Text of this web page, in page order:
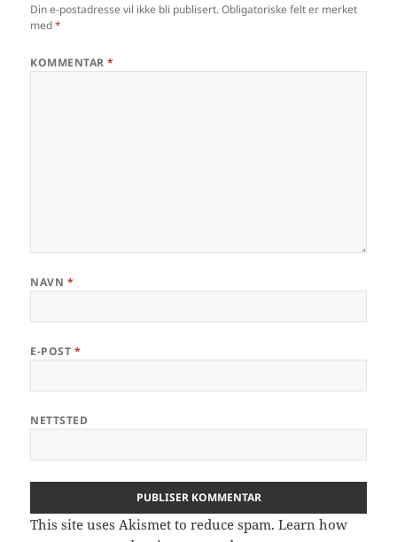
Din e-postadresse vil ikke bli publisert. Obligatoriske felt er merket
med*
KOMMENTAR*
NAVN *
E-POST *
NETTSTED
This site uses Akismet to reduce spam.Learn how